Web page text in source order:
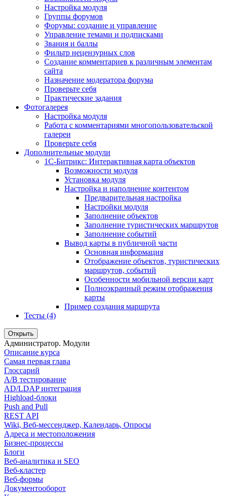
Настройка модуля
Группы форумов
Форумы: создание и управление
Управление темами и подписками
Звания и баллы
Фильтр нецензурных слов
Создание комментариев к различным элементам
сайта
Назначение модератора форума
Проверьте себя
Практические задания
Фотогалерея
Настройка модуля
Работа с комментариями многопользовательской
галереи
Проверьте себя
Дополнительные модули
1С-Битрикс: Интерактивная карта объектов
Возможности модуля
Установка модуля
Настройка и наполнение контентом
Предварительная настройка
Настройки модуля
Заполнение объектов
Заполнение туристических маршрутов
Заполнение событий
Вывод карты в публичной части
Основная информация
Отображение объектов, туристических
маршрутов, событий
Особенности мобильной версии карт
Полноэкранный режим отображения
карты
Пример создания маршрута
Тесты (4)
Открыть
Администратор. Модули
Описание курса
Самая первая глава
Глоссарий
A/B тестирование
AD/LDAP интеграция
Highload-блоки
Push and Pull
REST API
Wiki, Веб-мессенджер, Календарь, Опросы
Адреса и местоположения
Бизнес-процессы
Блоги
Веб-аналитика и SEO
Веб-кластер
Веб-формы
Документооборот